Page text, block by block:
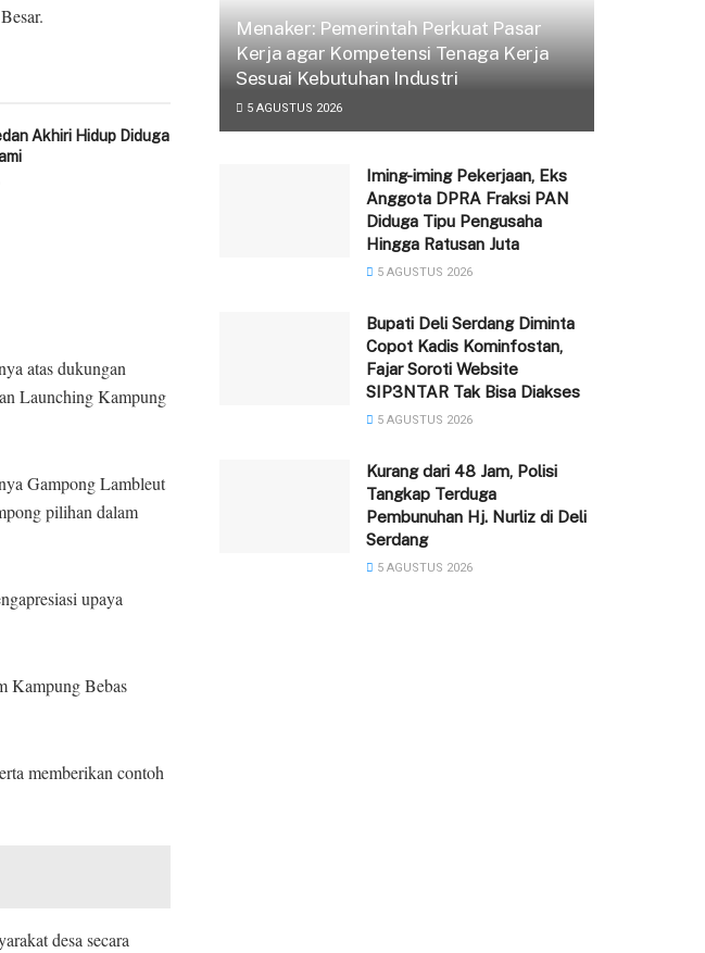
Akhiri Hidup Diduga
atas dukungan
Launching Kampung
Gampong Lambleut
pilihan dalam
upaya
Kampung Bebas
memberikan contoh
desa secara
Menaker: Pemerintah Perkuat Pasar
Kerja agar Kompetensi Tenaga Kerja
Sesuai Kebutuhan Industri
5 AGUSTUS 2026
Iming-iming Pekerjaan, Eks
Anggota DPRA Fraksi PAN
Diduga Tipu Pengusaha
Hingga Ratusan Juta
5 AGUSTUS 2026
Bupati Deli Serdang Diminta
Copot Kadis Kominfostan,
Fajar Soroti Website
SIP3NTAR Tak Bisa Diakses
5 AGUSTUS 2026
‎Kurang dari 48 Jam, Polisi
Tangkap Terduga
Pembunuhan Hj. Nurliz di Deli
Serdang
5 AGUSTUS 2026